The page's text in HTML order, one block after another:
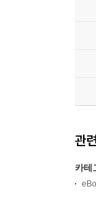
관
카테